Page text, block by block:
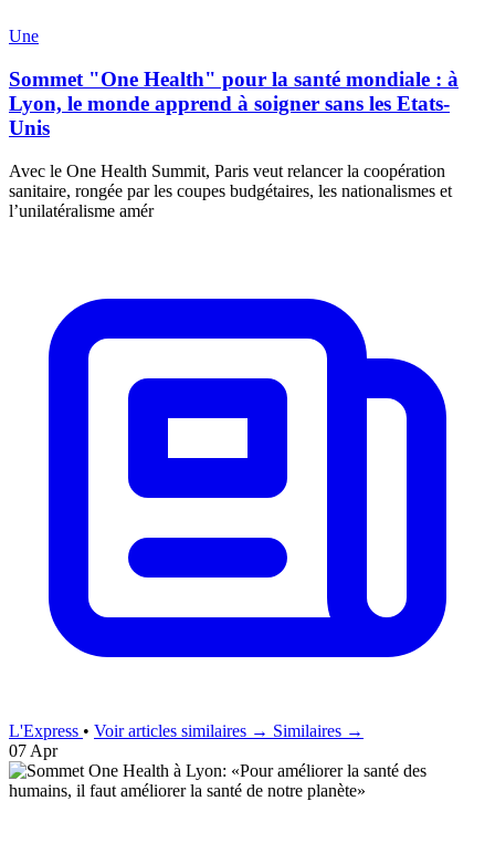
Une
Sommet "One Health" pour la santé mondiale : à
Lyon, le monde apprend à soigner sans les Etats-
Unis
Avec le One Health Summit, Paris veut relancer la coopération
sanitaire, rongée par les coupes budgétaires, les nationalismes et
l’unilatéralisme amér
L'Express • Voir articles similaires → Similaires →
07 Apr